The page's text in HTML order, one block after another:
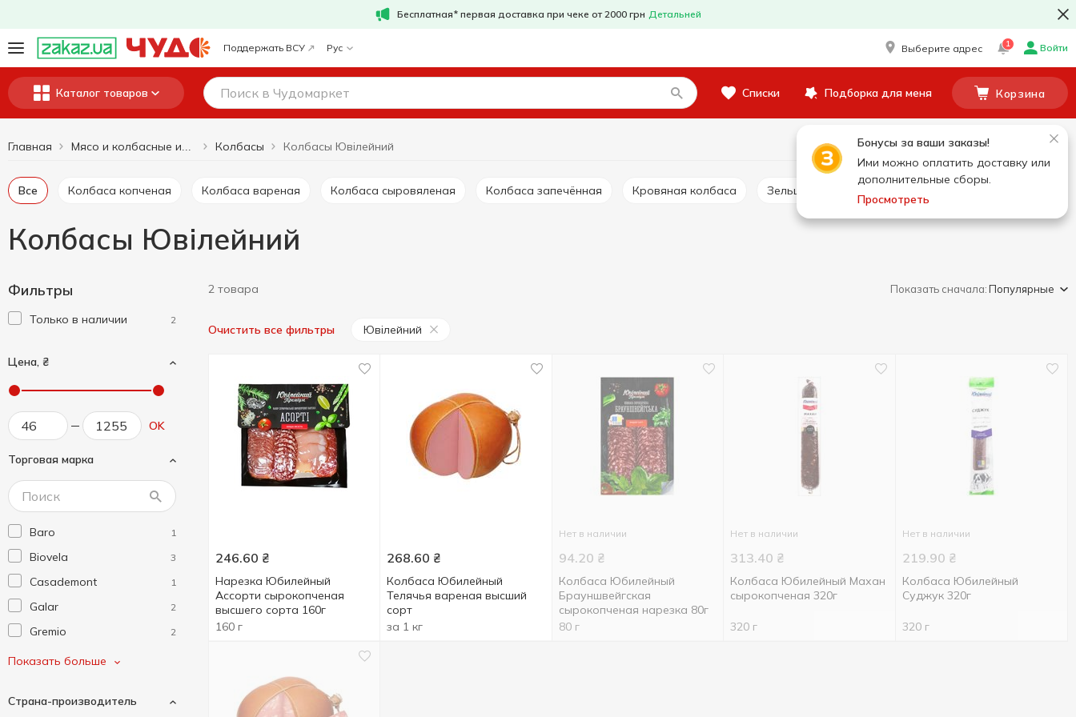
Бесплатная* первая доставка при чеке от 2000 грн Детальней
Поддержать ВСУ Рус Выберите адрес 1 Войти
Каталог товаров Списки Подборка для меня Корзина
Бонусы за ваши заказы!
Ими можно оплатить доставку или
дополнительные сборы.
Просмотреть
Главная Колбасы Колбасы Ювілейний
Все Колбаса копченая Колбаса вареная Колбаса сыровяленая Колбаса запечённая Кровяная колбаса Зельц
Колбасы Ювілейний
Фильтры
Только в наличии 2
Цена, ₴
OK
Торговая марка
Baro 1
Biovela 3
Casademont 1
Galar 2
Gremio 2
Monvervi
Vic D'or 1
Показать больше
Страна-производитель
2 товара Показать сначала:Популярные
Очистить все фильтры Ювілейний
246.60 ₴
Нарезка Юбилейный
Ассорти сырокопченая
высшего сорта 160г
160 г
268.60 ₴
Колбаса Юбилейный
Телячья вареная высший
сорт
за 1 кг
Нет в наличии
94.20 ₴
Колбаса Юбилейный
Брауншвейгская
сырокопченая нарезка 80г
80 г
Нет в наличии
313.40 ₴
Колбаса Юбилейный Махан
сырокопченая 320г
320 г
Нет в наличии
219.90 ₴
Колбаса Юбилейный
Суджук 320г
320 г